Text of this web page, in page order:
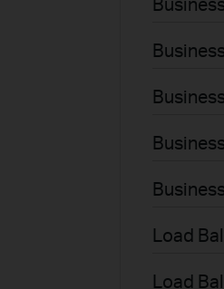
Load
Load